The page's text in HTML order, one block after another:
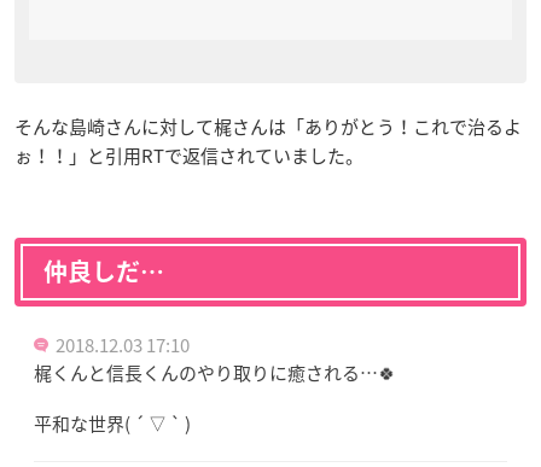
そんな島崎さんに対して梶さんは「ありがとう！これで治るよ
ぉ！！ 」と引用RTで返信されていました。
仲良しだ…
2018.12.03 17:10
梶くんと信長くんのやり取りに癒される…🍀
平和な世界( ´ ▽ ` )